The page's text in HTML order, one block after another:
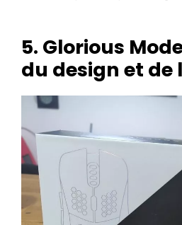
5. Glorious
du design et de